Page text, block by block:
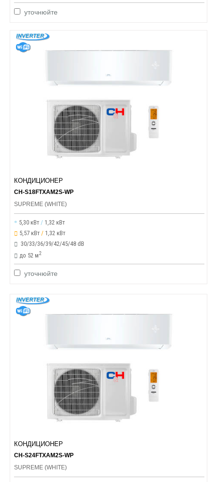
уточнюйте
КОНДИЦИОНЕР
CH-S18FTXAM2S-WP
SUPREME (WHITE)
5,30 кВт / 1,32 кВт
5,57 кВт / 1,32 кВт
30/33/36/39/42/45/48 dB
до 52 м2
уточнюйте
КОНДИЦИОНЕР
CH-S24FTXAM2S-WP
SUPREME (WHITE)